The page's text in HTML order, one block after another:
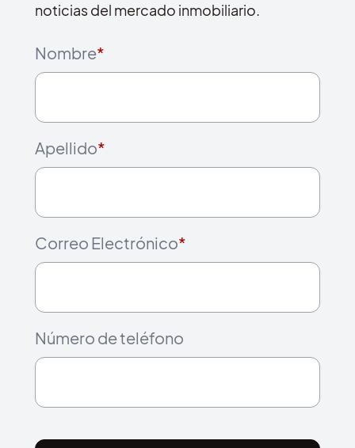
noticias del mercado inmobiliario.
Nombre*
Apellido*
Correo Electrónico*
Número de teléfono